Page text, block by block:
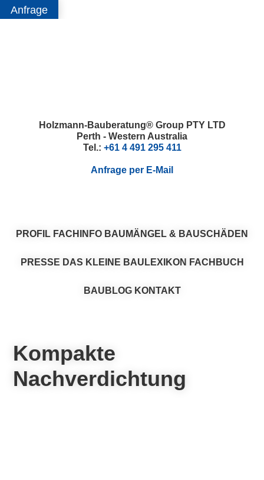
Anfrage
Holzmann-Bauberatung® Group PTY LTD
Perth - Western Australia
Tel.: +61 4 491 295 411
Anfrage per E-Mail
PROFIL FACHINFO BAUMÄNGEL & BAUSCHÄDEN
PRESSE DAS KLEINE BAULEXIKON FACHBUCH
BAUBLOG KONTAKT
Kompakte
Nachverdichtung